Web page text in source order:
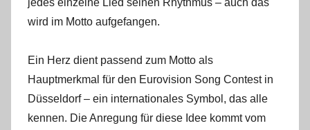
wird im Motto aufgefangen.
Ein Herz dient passend zum Motto als
Hauptmerkmal für den Eurovision Song Contest in
Düsseldorf – ein internationales Symbol, das alle
kennen. Die Anregung für diese Idee kommt vom